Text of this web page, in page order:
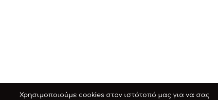
Χρησιμοποιούμε cookies στον ιστότοπό μας για να σας